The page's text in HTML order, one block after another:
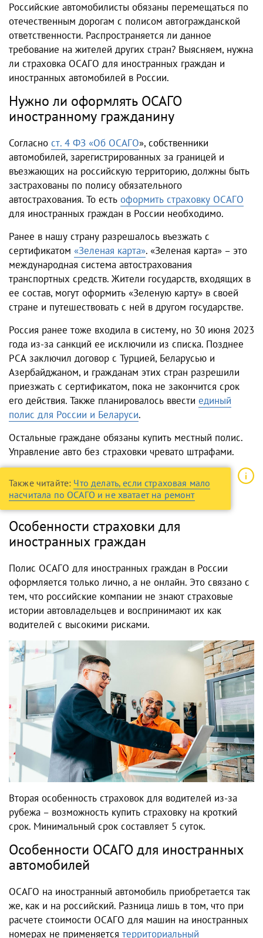
Российские автомобилисты обязаны перемещаться по
отечественным дорогам с полисом автогражданской
ответственности. Распространяется ли данное
требование на жителей других стран? Выясняем, нужна
ли страховка ОСАГО для иностранных граждан и
иностранных автомобилей в России.
Нужно ли оформлять ОСАГО
иностранному гражданину
Согласно ст. 4 ФЗ «Об ОСАГО», собственники
автомобилей, зарегистрированных за границей и
въезжающих на российскую территорию, должны быть
застрахованы по полису обязательного
автострахования. То есть оформить страховку ОСАГО
для иностранных граждан в России необходимо.
Ранее в нашу страну разрешалось въезжать с
сертификатом «Зеленая карта». «Зеленая карта» – это
международная система автострахования
транспортных средств. Жители государств, входящих в
ее состав, могут оформить «Зеленую карту» в своей
стране и путешествовать с ней в другом государстве.
Россия ранее тоже входила в систему, но 30 июня 2023
года из-за санкций ее исключили из списка. Позднее
РСА заключил договор с Турцией, Беларусью и
Азербайджаном, и гражданам этих стран разрешили
приезжать с сертификатом, пока не закончится срок
его действия. Также планировалось ввести единый
полис для России и Беларуси.
Остальные граждане обязаны купить местный полис.
Управление авто без страховки чревато штрафами.
Также читайте: Что делать, если страховая мало
насчитала по ОСАГО и не хватает на ремонт
Особенности страховки для
иностранных граждан
Полис ОСАГО для иностранных граждан в России
оформляется только лично, а не онлайн. Это связано с
тем, что российские компании не знают страховые
истории автовладельцев и воспринимают их как
водителей с высокими рисками.
Вторая особенность страховок для водителей из-за
рубежа – возможность купить страховку на кроткий
срок. Минимальный срок составляет 5 суток.
Особенности ОСАГО для иностранных
автомобилей
ОСАГО на иностранный автомобиль приобретается так
же, как и на российский. Разница лишь в том, что при
расчете стоимости ОСАГО для машин на иностранных
номерах не применяется территориальный